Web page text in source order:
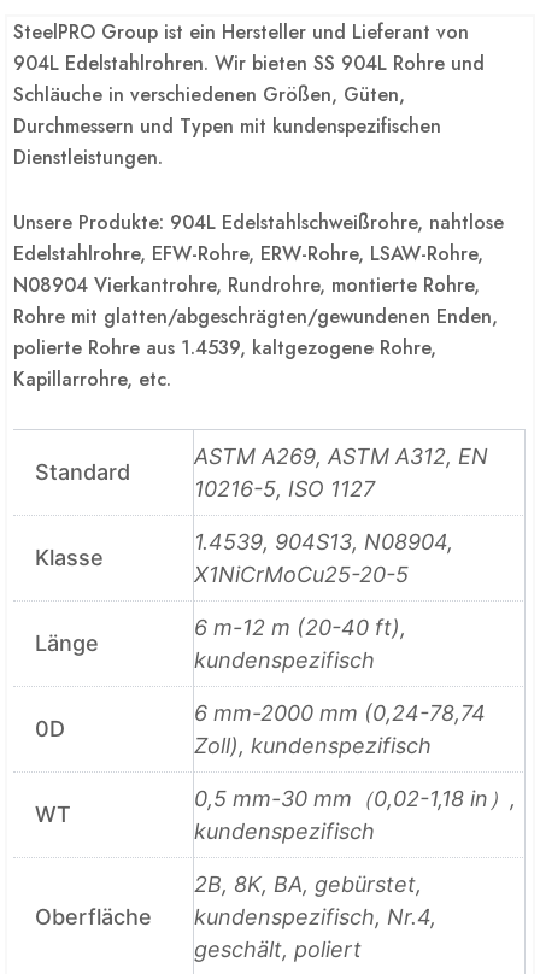
SteelPRO Group ist ein Hersteller und Lieferant von
904L Edelstahlrohren. Wir bieten SS 904L Rohre und
Schläuche in verschiedenen Größen, Güten,
Durchmessern und Typen mit kundenspezifischen
Dienstleistungen.
Unsere Produkte: 904L Edelstahlschweißrohre, nahtlose
Edelstahlrohre, EFW-Rohre, ERW-Rohre, LSAW-Rohre,
N08904 Vierkantrohre, Rundrohre, montierte Rohre,
Rohre mit glatten/abgeschrägten/gewundenen Enden,
polierte Rohre aus 1.4539, kaltgezogene Rohre,
Kapillarrohre, etc.
Standard
ASTM A269, ASTM A312, EN
10216-5, ISO 1127
Klasse
1.4539, 904S13, N08904,
X1NiCrMoCu25-20-5
Länge
6 m-12 m (20-40 ft),
kundenspezifisch
0D
6 mm-2000 mm (0,24-78,74
Zoll), kundenspezifisch
WT
0,5 mm-30 mm（0,02-1,18 in）,
kundenspezifisch
Oberfläche
2B, 8K, BA, gebürstet,
kundenspezifisch, Nr.4,
geschält, poliert